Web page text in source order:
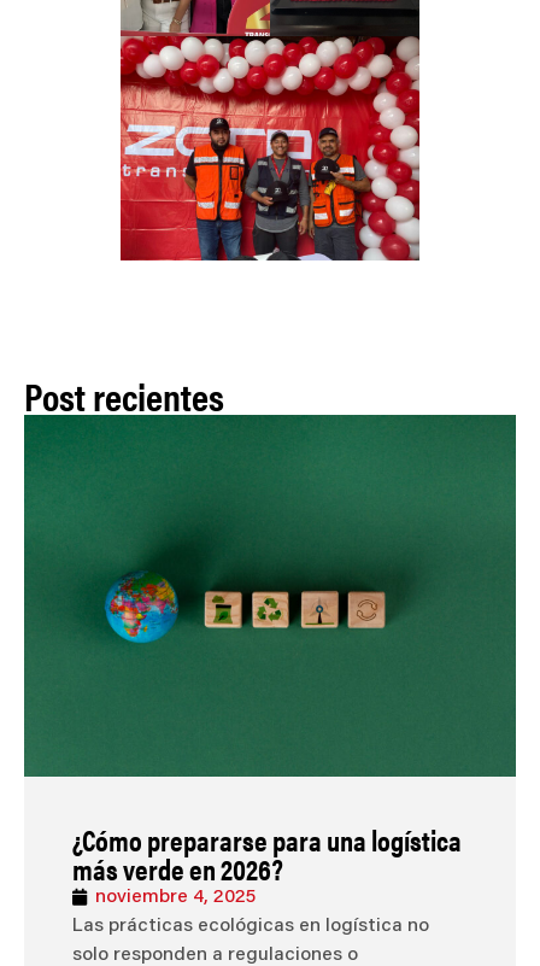
Post recientes
¿Cómo prepararse para una logística
más verde en 2026?
noviembre 4, 2025
Las prácticas ecológicas en logística no
solo responden a regulaciones o